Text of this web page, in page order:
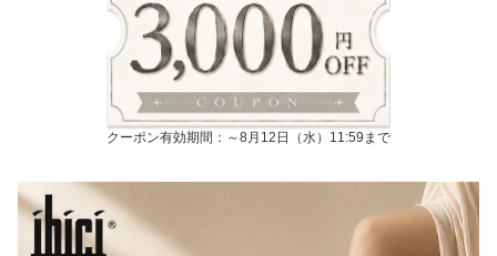
クーポン有効期間：～8月12日（水）11:59まで